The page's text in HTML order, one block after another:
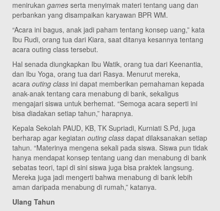
menirukan games serta menyimak materi tentang uang dan
perbankan yang disampaikan karyawan BPR WM.
“Acara ini bagus, anak jadi paham tentang konsep uang,” kata
Ibu Rudi, orang tua dari Kiara, saat ditanya kesannya tentang
acara outing class tersebut.
Hal senada diungkapkan Ibu Watik, orang tua dari Keenantia,
dan Ibu Yoga, orang tua dari Rasya. Menurut mereka,
acara outing class ini dapat memberikan pemahaman kepada
anak-anak tentang cara menabung di bank, sekaligus
mengajari siswa untuk berhemat. “Semoga acara seperti ini
bisa diadakan setiap tahun,” harapnya.
Kepala Sekolah PAUD, KB, TK Supriadi, Kurniati S.Pd, juga
berharap agar kegiatan outing class dapat dilaksanakan setiap
tahun. “Materinya mengena sekali pada siswa. Siswa pun tidak
hanya mendapat konsep tentang uang dan menabung di bank
sebatas teori, tapi di sini siswa juga bisa praktek langsung.
Mereka juga jadi mengerti bahwa menabung di bank lebih
aman daripada menabung di rumah,” katanya.
Ulang Tahun